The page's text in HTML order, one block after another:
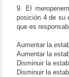
9. El
posición 4 de su
que es
Aumentar la
Aumentar la
Disminuir la
Disminuir la